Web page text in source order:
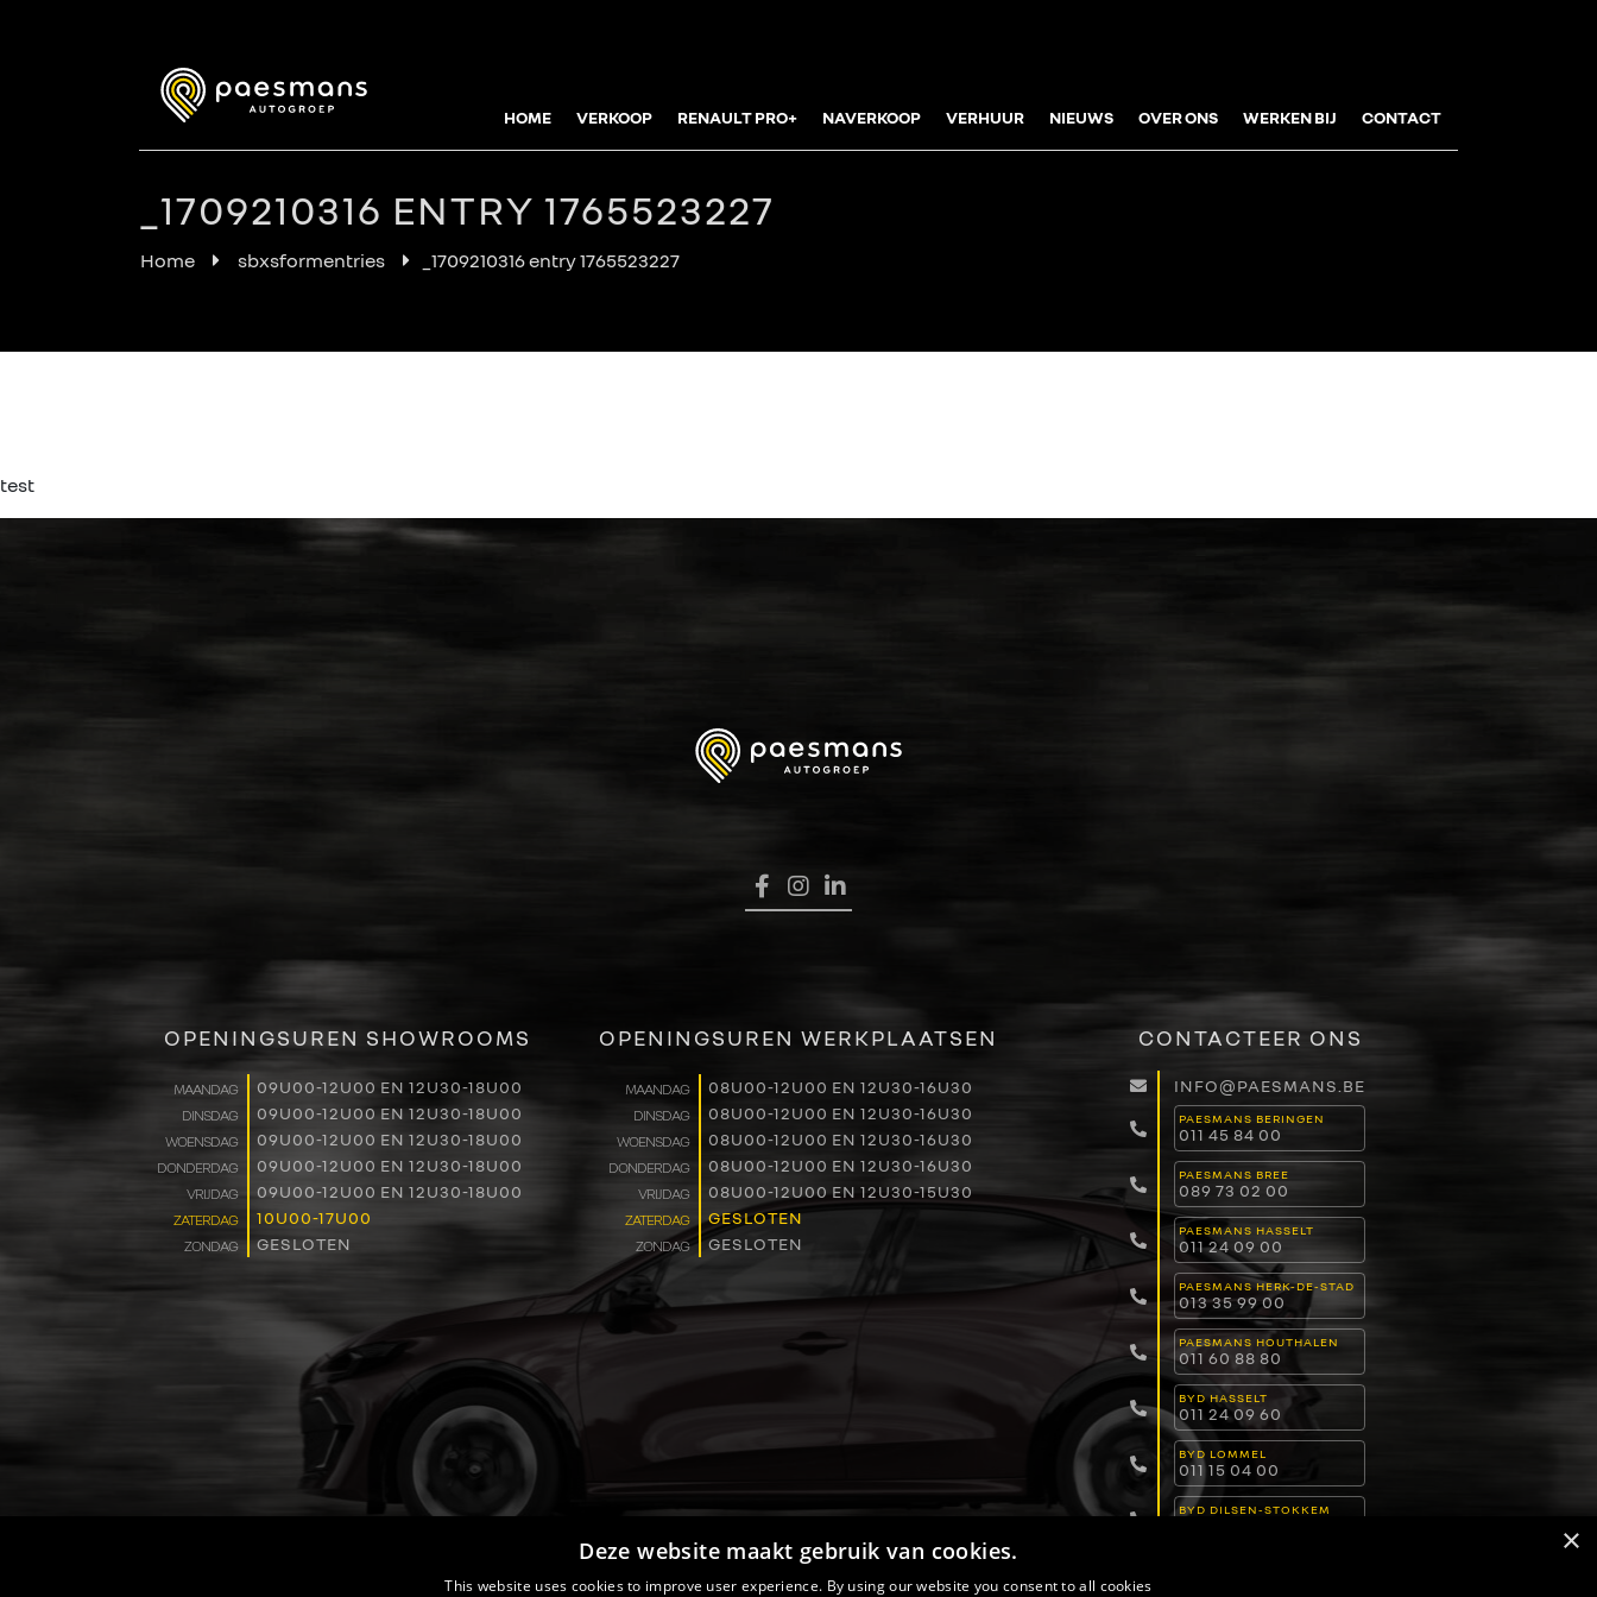
HOME VERKOOP RENAULT PRO+ NAVERKOOP VERHUUR NIEUWS OVER ONS WERKEN BIJ CONTACT
VERKOOP
RENAULT PRO+
VERHUUR
OVER ONS
WERKEN BIJ
CONTACT
_1709210316 ENTRY 1765523227
Home sbxsformentries _1709210316 entry 1765523227
test
OPENINGSUREN SHOWROOMS
MAANDAG 09U00-12U00 EN 12U30-18U00
DINSDAG 09U00-12U00 EN 12U30-18U00
WOENSDAG 09U00-12U00 EN 12U30-18U00
DONDERDAG 09U00-12U00 EN 12U30-18U00
VRIJDAG 09U00-12U00 EN 12U30-18U00
ZATERDAG 10U00-17U00
ZONDAG GESLOTEN
OPENINGSUREN WERKPLAATSEN
MAANDAG 08U00-12U00 EN 12U30-16U30
DINSDAG 08U00-12U00 EN 12U30-16U30
WOENSDAG 08U00-12U00 EN 12U30-16U30
DONDERDAG 08U00-12U00 EN 12U30-16U30
VRIJDAG 08U00-12U00 EN 12U30-15U30
ZATERDAG GESLOTEN
ZONDAG GESLOTEN
CONTACTEER ONS
INFO@PAESMANS.BE
PAESMANS BERINGEN
011 45 84 00
PAESMANS BREE
089 73 02 00
PAESMANS HASSELT
011 24 09 00
PAESMANS HERK-DE-STAD
013 35 99 00
PAESMANS HOUTHALEN
011 60 88 80
BYD HASSELT
011 24 09 60
BYD LOMMEL
011 15 04 00
BYD DILSEN-STOKKEM
×
Deze website maakt gebruik van cookies.
This website uses cookies to improve user experience. By using our website you consent to all cookies